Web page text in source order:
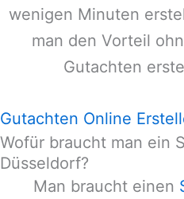
wenigen Minuten
man den Vorteil
Gutachten
Gutachten Online
Wofür braucht man ein
Düsseldorf?
Man braucht einen